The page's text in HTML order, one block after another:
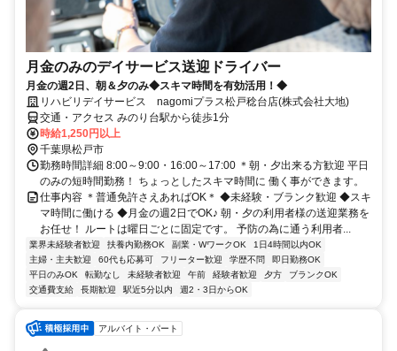
月金のみのデイサービス送迎ドライバー
月金の週2日、朝＆夕のみ◆スキマ時間を有効活用！◆
リハビリデイサービス nagomiプラス松戸稔台店(株式会社大地)
交通・アクセス みのり台駅から徒歩1分
時給1,250円以上
千葉県松戸市
勤務時間詳細 8:00～9:00・16:00～17:00 ＊朝・夕出来る方歓迎 平日
のみの短時間勤務！ ちょっとしたスキマ時間に 働く事ができます。
仕事内容 ＊普通免許さえあればOK＊ ◆未経験・ブランク歓迎 ◆スキ
マ時間に働ける ◆月金の週2日でOK♪ 朝・夕の利用者様の送迎業務を
お任せ！ ルートは曜日ごとに固定です。 予防の為に通う利用者...
業界未経験者歓迎 扶養内勤務OK 副業・WワークOK
1日4時間以内OK
主婦・主夫歓迎
60代も応募可 フリーター歓迎 学歴不問
即日勤務OK
平日のみOK
転勤なし 未経験者歓迎 午前 経験者歓迎 夕方
ブランクOK
交通費支給
長期歓迎 駅近5分以内 週2・3日からOK
アルバイト・パート